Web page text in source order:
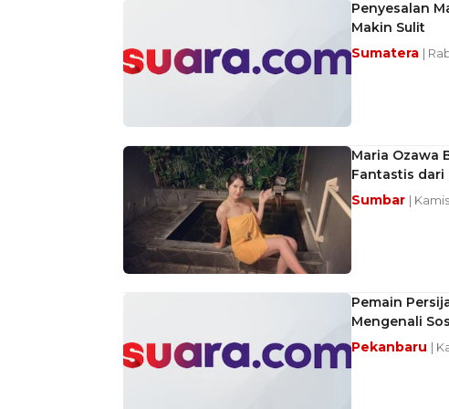
Penyesalan
Makin Sulit
Sumatera |
Maria Ozawa
Fantastis dari
Sumbar |
Pemain
Mengenali
Pekanbaru |